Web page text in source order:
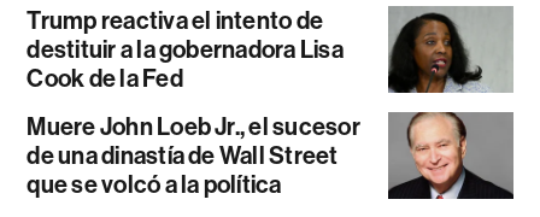
Trump reactiva el intento de
destituir a la gobernadora Lisa
Cook de la Fed
Muere John Loeb Jr., el sucesor
de una dinastía de Wall Street
que se volcó a la política